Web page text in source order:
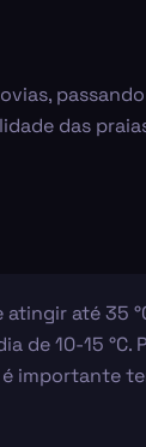
das
até 35
de 10-15
importante